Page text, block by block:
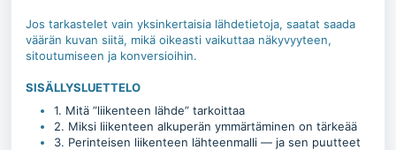
Jos tarkastelet vain yksinkertaisia lähdetietoja, saatat saada
väärän kuvan siitä, mikä oikeasti vaikuttaa näkyvyyteen,
sitoutumiseen ja konversioihin.
SISÄLLYSLUETTELO
1. Mitä ”liikenteen lähde” tarkoittaa
2. Miksi liikenteen alkuperän ymmärtäminen on tärkeää
3. Perinteisen liikenteen lähteenmalli — ja sen puutteet